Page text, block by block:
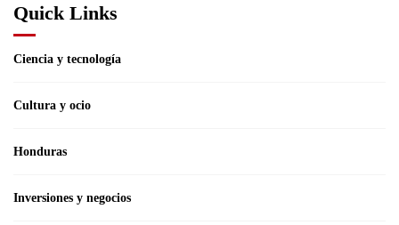
Quick Links
Ciencia y tecnología
Cultura y ocio
Honduras
Inversiones y negocios